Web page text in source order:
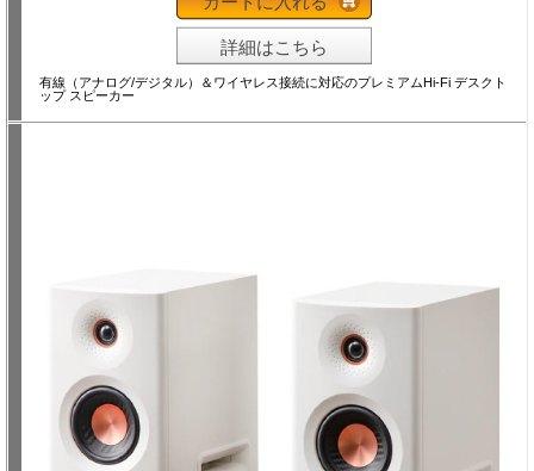
詳細はこちら
有線（アナログ/デジタル）＆ワイヤレス接続に対応のプレミアムHi-Fi デスクト
ップ スピーカー